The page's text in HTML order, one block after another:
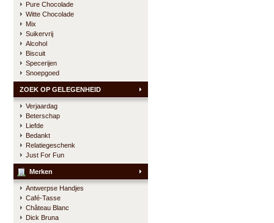
Pure Chocolade
Witte Chocolade
Mix
Suikervrij
Alcohol
Biscuit
Specerijen
Snoepgoed
ZOEK OP GELEGENHEID
Verjaardag
Beterschap
Liefde
Bedankt
Relatiegeschenk
Just For Fun
Merken
Antwerpse Handjes
Café-Tasse
Château Blanc
Dick Bruna